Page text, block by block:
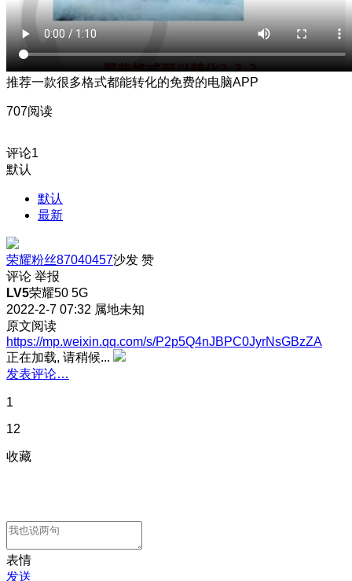
推荐一款很多格式都能转化的免费的电脑APP
707阅读
评论1
默认
默认
最新
荣耀粉丝87040457沙发 赞
评论 举报
LV5荣耀50 5G
2022-2-7 07:32 属地未知
原文阅读
https://mp.weixin.qq.com/s/P2p5Q4nJBPC0JyrNsGBzZA
正在加载, 请稍候...
发表评论…
1
12
收藏
表情
发送